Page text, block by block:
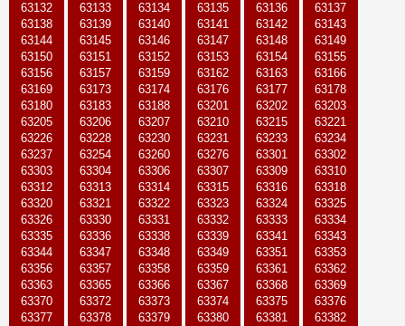
63132
63133 63134 63135 63136
63137
63138
63139 63140 63141 63142
63143
63144
63145 63146 63147 63148
63149
63150
63151 63152 63153 63154
63155
63156
63157 63159 63162 63163
63166
63169
63173 63174 63176 63177
63178
63180
63183 63188 63201 63202
63203
63205
63206 63207 63210 63215
63221
63226
63228 63230 63231 63233
63234
63237
63254 63260 63276 63301
63302
63303
63304 63306 63307 63309
63310
63312
63313 63314 63315 63316
63318
63320
63321 63322 63323 63324
63325
63326
63330 63331 63332 63333
63334
63335
63336 63338 63339 63341
63343
63344
63347 63348 63349 63351
63353
63356
63357 63358 63359 63361
63362
63363
63365 63366 63367 63368
63369
63370
63372 63373 63374 63375
63376
63377
63378 63379 63380 63381
63382